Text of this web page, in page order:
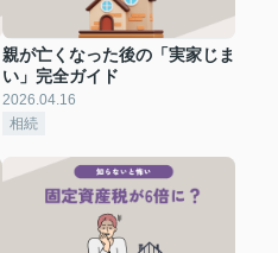
親が亡くなった後の「実家じま
い」完全ガイド
2026.04.16
相続